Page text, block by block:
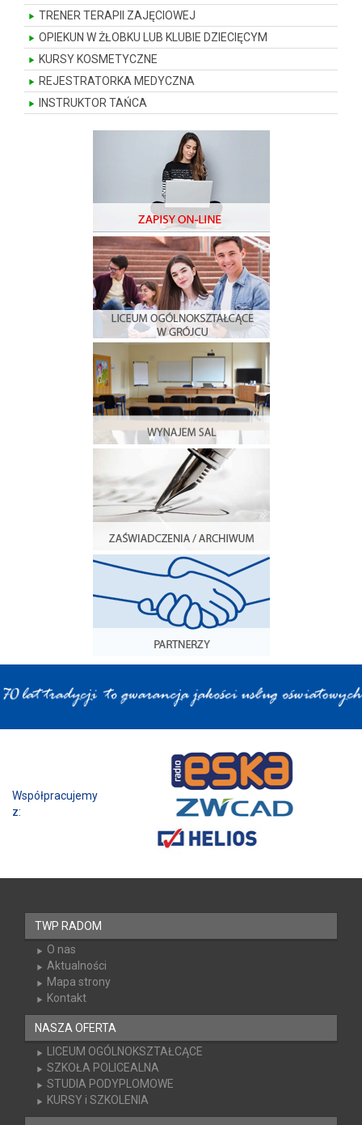
TRENER TERAPII ZAJĘCIOWEJ
OPIEKUN W ŻŁOBKU LUB KLUBIE DZIECIĘCYM
KURSY KOSMETYCZNE
REJESTRATORKA MEDYCZNA
INSTRUKTOR TAŃCA
Współpracujemy z:
TWP RADOM
O nas
Aktualności
Mapa strony
Kontakt
NASZA OFERTA
LICEUM OGÓLNOKSZTAŁCĄCE
SZKOŁA POLICEALNA
STUDIA PODYPLOMOWE
KURSY i SZKOLENIA